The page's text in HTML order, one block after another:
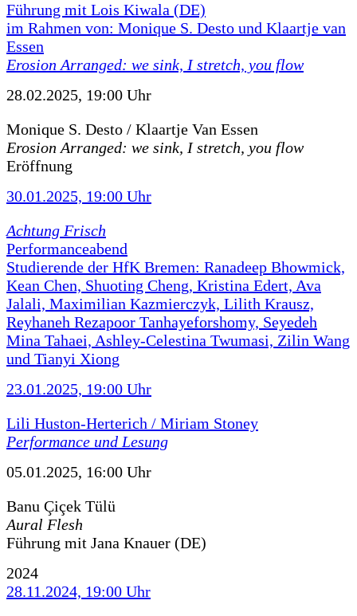
Führung mit Lois Kiwala (DE)
im Rahmen von: Monique S. Desto und Klaartje van
Essen
Erosion Arranged: we sink, I stretch, you flow
28.02.2025, 19:00 Uhr
Monique S. Desto / Klaartje Van Essen
Erosion Arranged: we sink, I stretch, you flow
Eröffnung
30.01.2025, 19:00 Uhr
Achtung Frisch
Performanceabend
Studierende der HfK Bremen: Ranadeep Bhowmick,
Kean Chen, Shuoting Cheng, Kristina Edert, Ava
Jalali, Maximilian Kazmierczyk, Lilith Krausz,
Reyhaneh Rezapoor Tanhayeforshomy, Seyedeh
Mina Tahaei, Ashley-Celestina Twumasi, Zilin Wang
und Tianyi Xiong
23.01.2025, 19:00 Uhr
Lili Huston-Herterich / Miriam Stoney
Performance und Lesung
05.01.2025, 16:00 Uhr
Banu Çiçek Tülü
Aural Flesh
Führung mit Jana Knauer (DE)
2024
28.11.2024, 19:00 Uhr